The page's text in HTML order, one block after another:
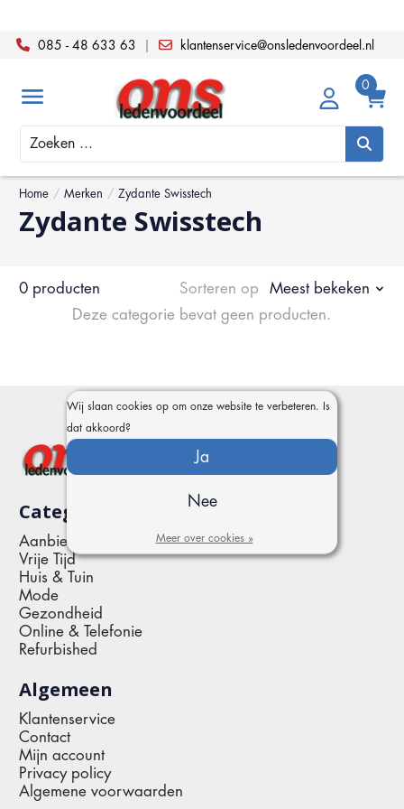
085 - 48 633 63 klantenservice@onsledenvoordeel.nl
Zoeken
Home / Merken / Zydante Swisstech
Zydante Swisstech
0 producten Sorteren op
Meest bekeken
Deze categorie bevat geen producten.
Categorieën
Aanbiedingen
Vrije Tijd
Huis & Tuin
Mode
Gezondheid
Online & Telefonie
Refurbished
Algemeen
Klantenservice
Contact
Mijn account
Privacy policy
Algemene voorwaarden
Wij slaan cookies op om onze website te verbeteren. Is
dat akkoord?
Ja
Nee
Meer over cookies »